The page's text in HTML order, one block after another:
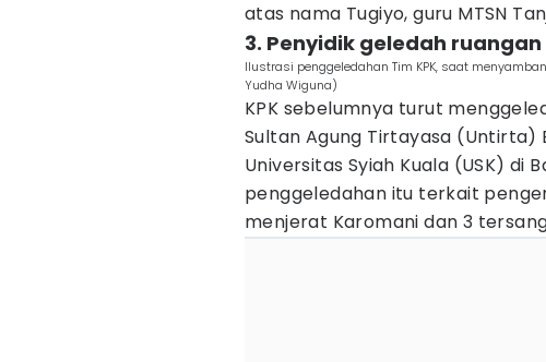
atas nama Tugiyo, guru MTSN
3. Penyidik geledah
Ilustrasi penggeledahan Tim KPK, saat
Yudha Wiguna)
KPK sebelumnya turut
Sultan Agung Tirtayasa (Untirta)
Universitas Syiah Kuala (USK) di
penggeledahan itu terkait
menjerat Karomani dan 3